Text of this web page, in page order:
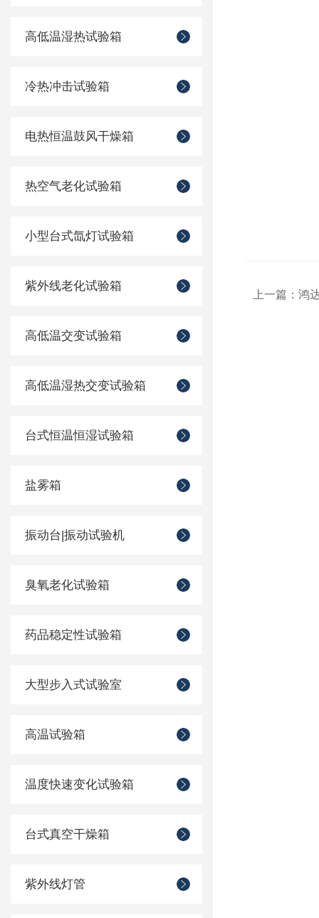
高低温湿热试验箱
冷热冲击试验箱
电热恒温鼓风干燥箱
热空气老化试验箱
小型台式氙灯试验箱
紫外线老化试验箱
高低温交变试验箱
高低温湿热交变试验箱
台式恒温恒湿试验箱
盐雾箱
振动台|振动试验机
臭氧老化试验箱
药品稳定性试验箱
大型步入式试验室
高温试验箱
温度快速变化试验箱
台式真空干燥箱
紫外线灯管
上一篇： 鸿